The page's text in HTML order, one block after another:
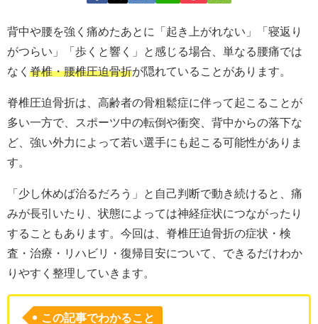
背中や腰を強く痛めたあとに「起き上がれない」「寝返り
がつらい」「歩くと響く」と感じる場合、単なる腰痛では
なく 脊椎・腰椎圧迫骨折が隠れていることがあります。
脊椎圧迫骨折は、高齢者の骨粗鬆症に伴って起こることが
多い一方で、スポーツ中の転倒や衝突、背中からの落下な
ど、強い外力によって若い選手にも起こる可能性がありま
す。
「少し休めば治るだろう」と自己判断で動き続けると、痛
みが長引いたり、状態によっては神経症状につながったり
することもあります。今回は、脊椎圧迫骨折の症状・検
査・治療・リハビリ・復帰目安について、できるだけわか
りやすく整理していきます。
この記事でわかること